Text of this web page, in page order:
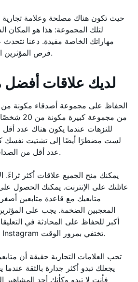
حيث تكون هناك مصلحة وعلامة تجارية
لتلك المجموعة: هذا هو المكان
مهاراتك الخاصة مفيدة. دعنا
فرص المؤثرين الصغار في متناول اليد.
لديك علاقات أفضل
الحفاظ على مجموعة أصدقاء مكونة
من مجموعة
للنزهات عندما يكون هناك عدد
لست مضطرًا أيضًا إلى تشتيت نفسك
عدد أقل من الصداقات التي يجب رعايتها.
يمكنك منح الجميع علاقات أكثر
عائلتك على الإنترنت. يمكنك الحصول
متابعيك مع قاعدة متابعين
المعجبين الضخمة. يجب على المؤثرين
أكبر للحفاظ على المحادثة في
من رسائلهم المباشرة Instagram تختفي بمرور الوقت.
تحب العلامات التجارية حقيقة أن
يجعلك تبدو أكثر جدارة بالثقة
فأنت لا تبدو وكأنك أحد المشاهير